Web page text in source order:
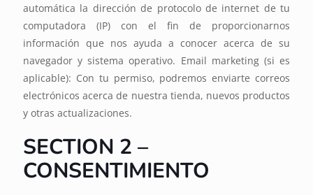
automática la dirección de protocolo de internet de tu
computadora (IP) con el fin de proporcionarnos
información que nos ayuda a conocer acerca de su
navegador y sistema operativo. Email marketing (si es
aplicable): Con tu permiso, podremos enviarte correos
electrónicos acerca de nuestra tienda, nuevos productos
y otras actualizaciones.
SECTION 2 –
CONSENTIMIENTO